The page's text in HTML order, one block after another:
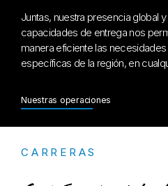
Juntas, nuestra presencia global
capacidades de entrega nos
manera eficiente las
específicas de la región, en
Nuestras operaciones
CARRERAS